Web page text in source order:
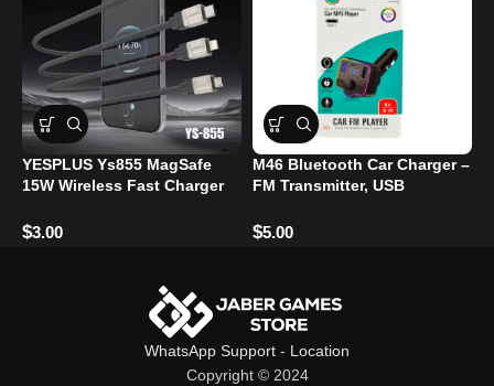
YESPLUS Ys855 MagSafe
15W Wireless Fast Charger
$3.00
M46 Bluetooth Car Charger –
FM Transmitter, USB
$5.00
WhatsApp Support - Location
Copyright © 2024